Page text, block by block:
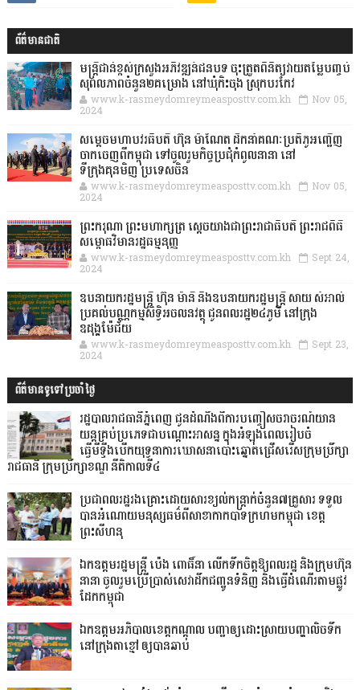
ព័ត៌មានជាតិ
មន្ត្រីជាន់ខ្ពស់ក្រសួងអភិវឌ្ឍន៍ជនបទ ចុះត្រួតពិនិត្យវាយតម្លៃបញ្ចប់
សុពលភាពចំនួន២គម្រោង នៅឃុំកិះចុង ស្រុកបរកែវ
www.k-rasmeydomreymeasposttv.com.kh Nov 05,
2024
សម្តេចមហាបវរធិបតី ហ៊ុន ម៉ាណែត ដឹកនាំគណៈប្រតិភូអញ្ជើញ
ចាកចេញពីកម្ពុជា ទៅចូលរួមកិច្ចប្រជុំកំពូលនានា នៅ
ទីក្រុងគុនមិញ ប្រទេសចិន
www.k-rasmeydomreymeasposttv.com.kh Nov 05,
2024
ព្រះករុណា ព្រះមហាក្សត្រ ស្តេចយាងជាព្រះរាជាធិបតី ព្រះរាជពិធី
សម្ពោធវិមានរដ្ឋធម្មនុញ្ញ
www.k-rasmeydomreymeasposttv.com.kh Sept 24,
2024
ឧបនាយករដ្ឋមន្ដ្រី ហ៊ុន ម៉ានី និងឧបនាយករដ្ឋមន្ដ្រី សាយ សំអាល់
ប្រគល់បណ្ណកម្មសិទ្ធិអចលនវត្ថុ ជូនពលរដ្ឋ២៤ភូមិ នៅក្រុង
ឧដុង្គម៉ែជ័យ
www.k-rasmeydomreymeasposttv.com.kh Sept 23,
2024
ព័ត៌មានទូទៅប្រចាំថ្ងៃ
រដ្ឋបាលរាជធានីភ្នំពេញ ជូនដំណឹងពីការបញ្ចៀសចរាចរណ៍យាន
យន្តគ្រប់ប្រភេទជាបណ្តោះអាសន្ន ក្នុងអំឡុងពេលរៀបចំ
ធ្វើមីទ្ទីងបើកយុទ្ធនាការឃោសនាបោះឆ្នោតជ្រើសរើសក្រុមប្រឹក្សា
រាជធានី ក្រុមប្រឹក្សាខណ្ឌ នីតិកាលទី៤
ប្រជាពលរដ្ឋរងគ្រោះដោយសារខ្យល់កន្ត្រាក់ចំនួន៧គ្រួសារ ទទួល
បានអំណោយមនុស្សធម៌ពីសាខាកាកបាទក្រហមកម្ពុជា ខេត្ត
ព្រះសីហនុ
ឯកឧត្តមរដ្ឋមន្ត្រី ប៉េង ពោធិ៍នា លើកទឹកចិត្តឱ្យពលរដ្ឋ និងក្រុមហ៊ុន
នានា ចូលរួមប្រើប្រាស់សេវាដឹកជញ្ជូនទំនិញ និងធ្វើដំណើរតាមផ្លូវ
ដែកកម្ពុជា
ឯកឧត្តមអភិបាលខេត្តកណ្ដាល បញ្ជាឲ្យដោះស្រាយបញ្ហាលិចទឹក
នៅក្រុងតាខ្មៅ ឲ្យបានឆាប់